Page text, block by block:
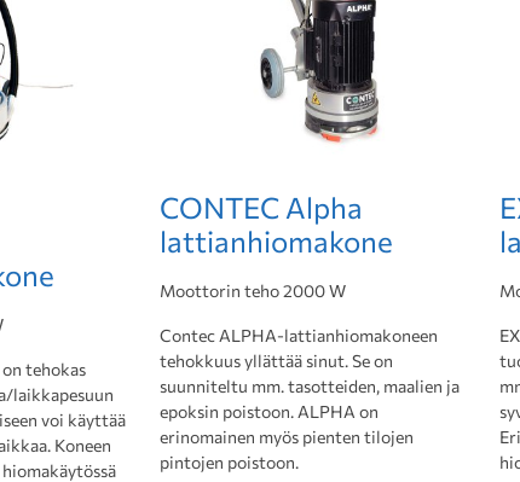
tehokas
laikkapesuun
voi käyttää
Koneen
CONTEC Alpha
lattianhiomakone
Moottorin teho 2000 W
Contec ALPHA-lattianhiomakoneen
tehokkuus yllättää sinut. Se on
suunniteltu mm. tasotteiden, maalien ja
epoksin poistoon. ALPHA on
erinomainen myös pienten tilojen
pintojen poistoon.